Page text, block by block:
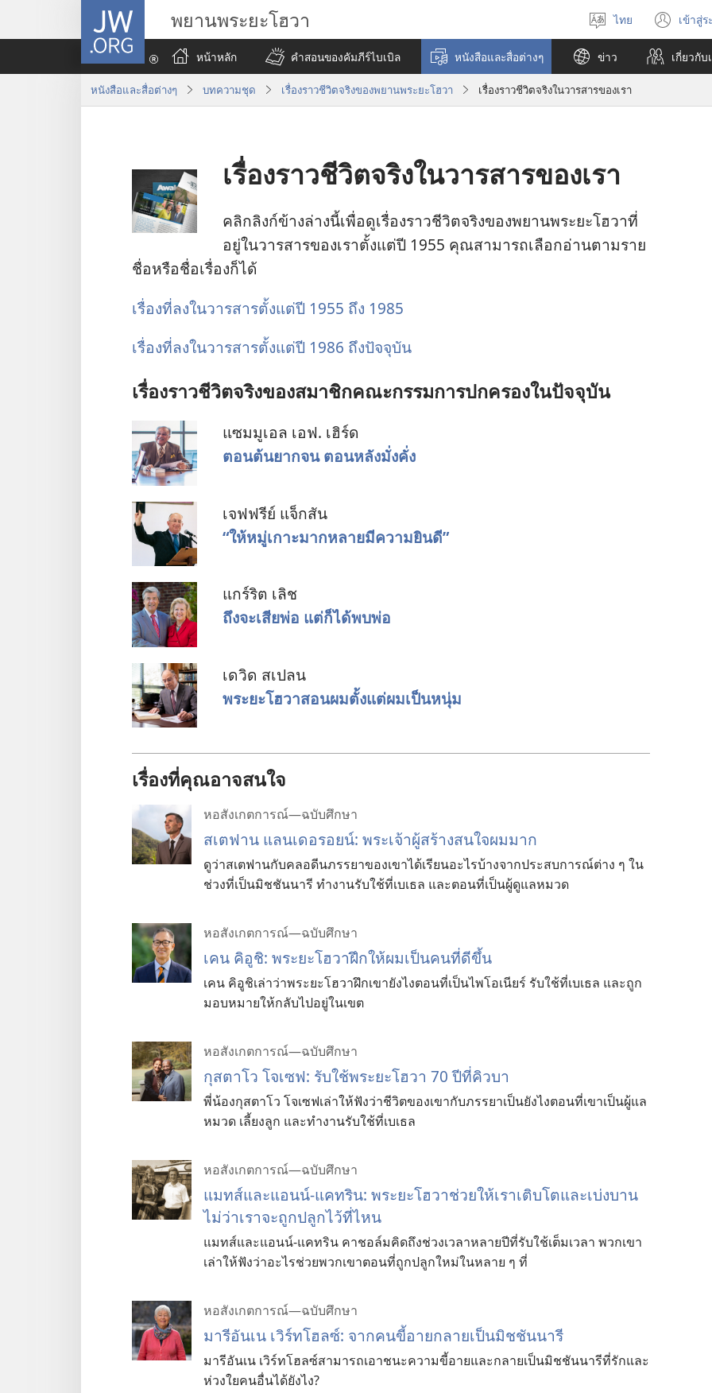
JW.ORG พยานพระยะโฮวา
เลือก
ภาษา
ไทย เข้าสู่ร
(เปิด
หน้
ให
หน้าหลัก
คำสอนของคัมภีร์ไบเบิล หนังสือและสื่อต่างๆ ข่าว เกี่ยว​กับ​
หนังสือและสื่อต่างๆ บทความ​ชุด เรื่องราวชีวิตจริงของพยานพระยะโฮวา เรื่อง​ราว​ชีวิต​จริง​ใน​วารสาร​ของ​เรา
เรื่อง​ราว​ชีวิต​จริง​ใน​วารสาร​ของ​เรา
คลิก​ลิงก์​ข้าง​ล่าง​นี้​เพื่อ​ดู​เรื่อง​ราว​ชีวิต​จริง​ของ​พยาน​พระ​ยะโฮวา​ที่​
อยู่​ใน​วารสาร​ของ​เรา​ตั้ง​แต่​ปี 1955 คุณ​สามารถ​เลือก​อ่าน​ตาม​ราย​
ชื่อ​หรือ​ชื่อ​เรื่อง​ก็​ได้
เรื่อง​ที่​ลง​ใน​วารสาร​ตั้ง​แต่​ปี 1955 ถึง 1985
เรื่อง​ที่​ลง​ใน​วารสาร​ตั้ง​แต่​ปี 1986 ถึง​ปัจจุบัน
เรื่อง​ราว​ชีวิต​จริง​ของ​สมาชิก​คณะ​กรรมการ​ปกครอง​ใน​ปัจจุบัน
แซมมูเอล เอฟ. เฮิร์ด
ตอน​ต้น​ยาก​จน ตอน​หลัง​มั่งคั่ง
เจฟฟรีย์ แจ็กสัน
“ให้​หมู่​เกาะ​มาก​หลาย​มี​ความ​ยินดี”
แกร์ริต เลิช
ถึง​จะ​เสีย​พ่อ แต่​ก็​ได้​พบ​พ่อ
เดวิด สเปลน
พระ​ยะโฮวา​สอน​ผม​ตั้งแต่​ผม​เป็น​หนุ่ม
เรื่องที่คุณอาจสนใจ
หอสังเกตการณ์—ฉบับศึกษา
สเตฟาน แลนเดอรอยน์: พระเจ้า​ผู้​สร้าง​สนใจ​ผม​มาก
ดู​ว่า​สเตฟาน​กับ​คลอดีน​ภรรยา​ของ​เขา​ได้​เรียน​อะไร​บ้าง​จาก​ประสบการณ์​ต่าง ๆ ใน​
ช่วง​ที่​เป็น​มิชชันนารี ทำ​งาน​รับใช้​ที่​เบเธล และ​ตอน​ที่​เป็น​ผู้​ดู​แล​หมวด
หอสังเกตการณ์—ฉบับศึกษา
เคน คิอู​ชิ: พระ​ยะโฮวา​ฝึก​ให้​ผม​เป็น​คน​ที่​ดี​ขึ้น
เคน คิอู​ชิ​เล่า​ว่า​พระ​ยะโฮวา​ฝึก​เขา​ยังไง​ตอน​ที่​เป็น​ไพโอเนียร์ รับใช้​ที่​เบเธล และ​ถูก​
มอบหมาย​ให้​กลับ​ไป​อยู่​ใน​เขต
หอสังเกตการณ์—ฉบับศึกษา
กุสตาโว โจเซฟ: รับใช้​พระ​ยะโฮวา 70 ปี​ที่​คิวบา
พี่​น้อง​กุสตาโว โจเซฟ​เล่า​ให้​ฟัง​ว่า​ชีวิต​ของ​เขา​กับ​ภรรยา​เป็น​ยังไง​ตอน​ที่​เขา​เป็น​ผู้​แล​
หมวด เลี้ยง​ลูก และ​ทำ​งาน​รับใช้​ที่​เบเธล
หอสังเกตการณ์—ฉบับศึกษา
แมทส์​และ​แอนน์-แคทริน: พระ​ยะโฮวา​ช่วย​ให้​เรา​เติบโต​และ​เบ่ง​บาน
ไม่​ว่า​เรา​จะ​ถูก​ปลูก​ไว้​ที่​ไหน
แมทส์​และ​แอนน์-แคทริน คาชอล์ม​คิด​ถึง​ช่วง​เวลา​หลาย​ปี​ที่​รับใช้​เต็ม​เวลา พวก​เขา​
เล่า​ให้​ฟัง​ว่า​อะไร​ช่วย​พวก​เขา​ตอน​ที่​ถูก​ปลูก​ใหม่​ใน​หลาย ๆ ที่
หอสังเกตการณ์—ฉบับศึกษา
มารีอันเน เวิร์ทโฮลซ์: จาก​คน​ขี้อาย​กลาย​เป็น​มิชชันนารี
มารีอันเน เวิร์ทโฮลซ์​สามารถ​เอา​ชนะ​ความ​ขี้อาย​และ​กลาย​เป็น​มิชชันนารี​ที่​รัก​และ​
ห่วงใย​คน​อื่น​ได้​ยังไง?